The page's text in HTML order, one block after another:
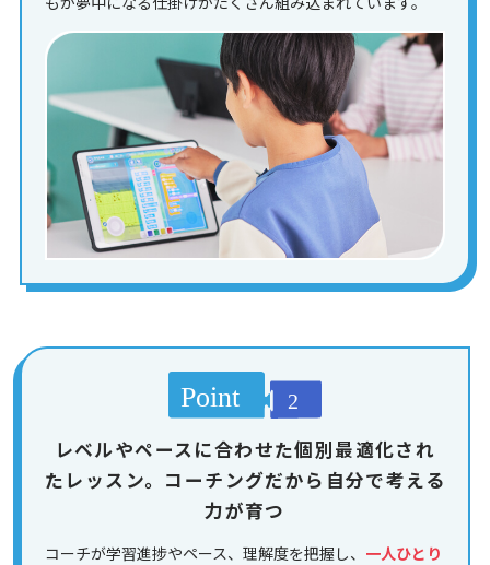
レベルやペースに合わせた個別最適化され
たレッスン。コーチングだから自分で考える
力が育つ
コーチが学習進捗やペース、理解度を把握し、 一人ひとり